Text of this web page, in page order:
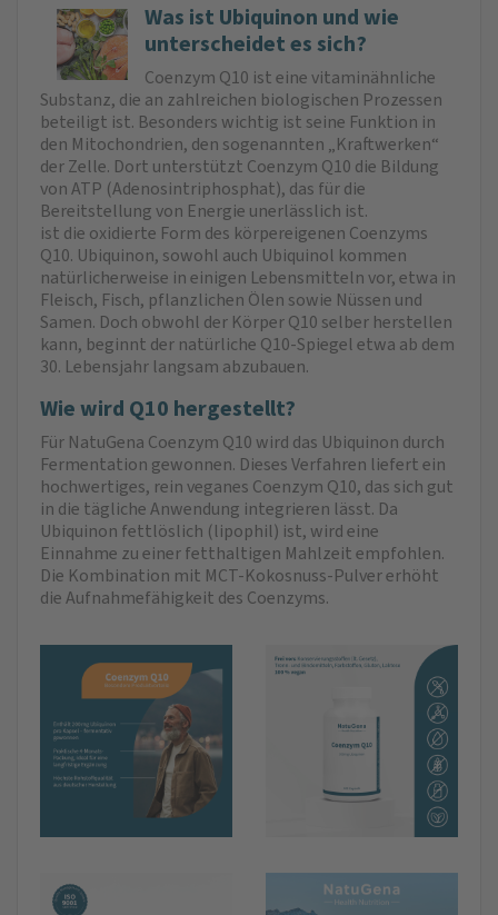
Was ist Ubiquinon und wie
unterscheidet es sich?
Coenzym Q10 ist eine vitaminähnliche
Substanz, die an zahlreichen biologischen Prozessen
beteiligt ist. Besonders wichtig ist seine Funktion in
den Mitochondrien, den sogenannten „Kraftwerken“
der Zelle. Dort unterstützt Coenzym Q10 die Bildung
von ATP (Adenosintriphosphat), das für die
Bereitstellung von Energie unerlässlich ist.
ist die oxidierte Form des körpereigenen Coenzyms
Q10. Ubiquinon, sowohl auch Ubiquinol kommen
natürlicherweise in einigen Lebensmitteln vor, etwa in
Fleisch, Fisch, pflanzlichen Ölen sowie Nüssen und
Samen. Doch obwohl der Körper Q10 selber herstellen
kann, beginnt der natürliche Q10-Spiegel etwa ab dem
30. Lebensjahr langsam abzubauen.
Wie wird Q10 hergestellt?
Für NatuGena Coenzym Q10 wird das Ubiquinon durch
Fermentation gewonnen. Dieses Verfahren liefert ein
hochwertiges, rein veganes Coenzym Q10, das sich gut
in die tägliche Anwendung integrieren lässt. Da
Ubiquinon fettlöslich (lipophil) ist, wird eine
Einnahme zu einer fetthaltigen Mahlzeit empfohlen.
Die Kombination mit MCT-Kokosnuss-Pulver erhöht
die Aufnahmefähigkeit des Coenzyms.